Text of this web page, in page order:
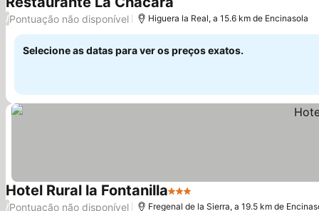
/Pontuação não disponível Higuera la Real, a 15.6 km de Encinasola
Selecione as datas para ver os preços exatos.
Hotel Rural la Fontanilla3 Estrelas
/Pontuação não disponível Fregenal de la Sierra, a 19.5 km de